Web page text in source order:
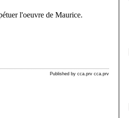
l'oeuvre de Maurice.
Published by cca.prv cca.prv